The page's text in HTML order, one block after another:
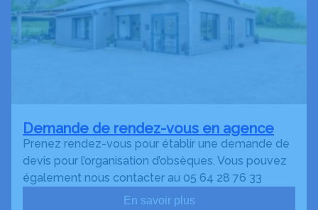
Demande de rendez-vous en agence
Prenez rendez-vous pour établir une demande de
devis pour l’organisation d’obsèques. Vous pouvez
également nous contacter au 05 64 28 76 33
En savoir plus